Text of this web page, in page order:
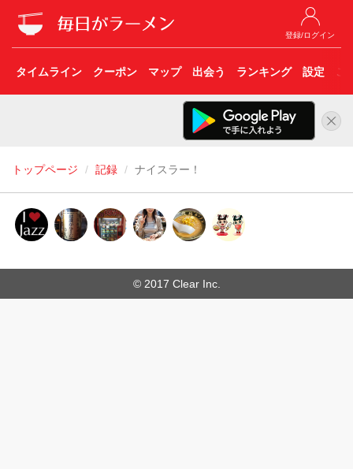
登録/ログイン
タイムライン クーポン マップ 出会う ランキング 設定 こ
トップページ 記録 ナイスラー！
© 2017 Clear Inc.